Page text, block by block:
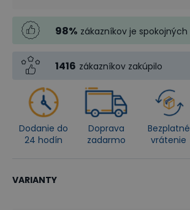
98% zákazníkov je spokojných
1416 zákazníkov zakúpilo
Dodanie do
24 hodín
Doprava
zadarmo
Bezplatné
vrátenie
VARIANTY